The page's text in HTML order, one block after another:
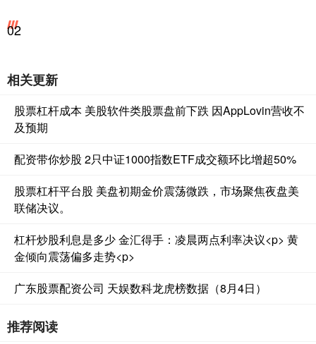
02
相关更新
股票杠杆成本 美股软件类股票盘前下跌 因AppLovin营收不
及预期
配资带你炒股 2只中证1000指数ETF成交额环比增超50%
股票杠杆平台股 美盘初期金价震荡微跌，市场聚焦夜盘美
联储决议。
杠杆炒股利息是多少 金汇得手：凌晨两点利率决议<p> 黄
金倾向震荡偏多走势<p>
广东股票配资公司 天娱数科龙虎榜数据（8月4日）
推荐阅读